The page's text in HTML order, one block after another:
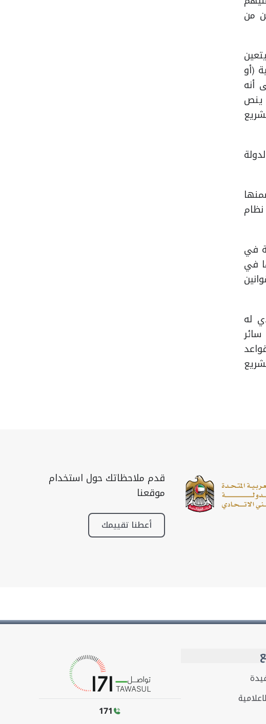
من
(أو
على أنه
ينص
في
في
الاتحادي له
قدم ملاحظاتك حول استخدام
موقعنا
أعطنا تقييمك
171